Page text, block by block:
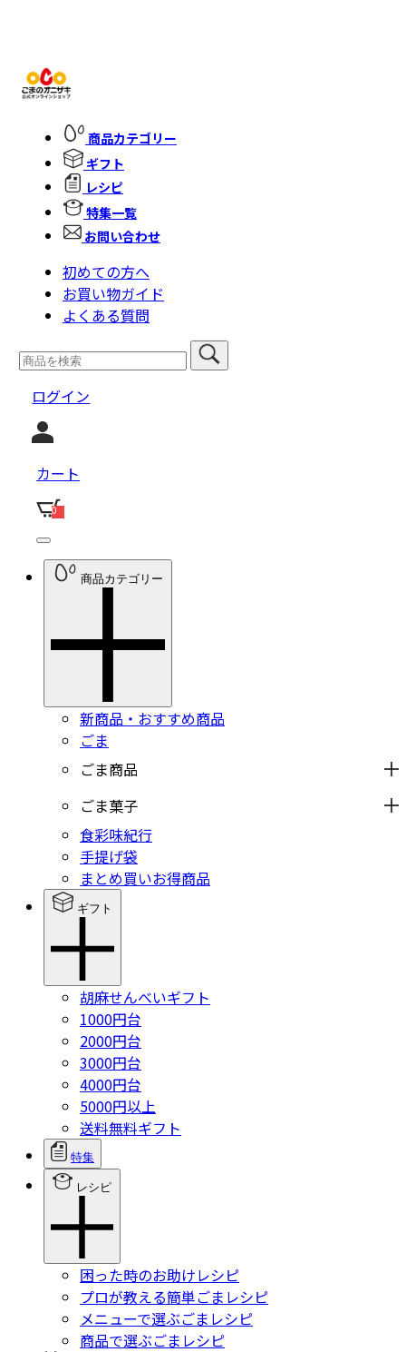
商品カテゴリー
ギフト
レシピ
特集一覧
お問い合わせ
初めての方へ
お買い物ガイド
よくある質問
ログイン
カート
0
商品カテゴリー
新商品・おすすめ商品
ごま
ごま商品
ごま菓子
食彩味紀行
手提げ袋
まとめ買いお得商品
ギフト
胡麻せんべいギフト
1000円台
2000円台
3000円台
4000円台
5000円以上
送料無料ギフト
特集
レシピ
困った時のお助けレシピ
プロが教える簡単ごまレシピ
メニューで選ぶごまレシピ
商品で選ぶごまレシピ